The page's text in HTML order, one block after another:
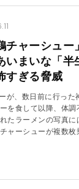
チャーシュ
いまいな「半
すぎる脅威
が、数日前に行った
を食して以降、体
たラーメンの写真
ャーシューが複数枚